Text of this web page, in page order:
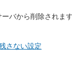
バから削除されま
さない設定